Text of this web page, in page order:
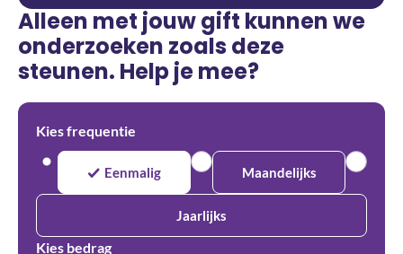
Alleen met jouw gift kunnen we
onderzoeken zoals deze
steunen. Help je mee?
Kies frequentie
Eenmalig Maandelijks
Jaarlijks
Kies bedrag